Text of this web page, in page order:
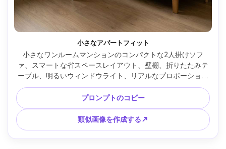
小さなアパートフィット
小さなワンルームマンションのコンパクトな2人掛けソフ
ァ、スマートな省スペースレイアウト、壁棚、折りたたみテ
ーブル、明るいウィンドウライト、リアルなプロポーション
とスケール、28mmレンズでSony A7R Vで撮影、f/5.6、フォ
トリアルなインテリア写真、すっきりとしたモダンなスタイ
リング、ナチュラルな散らかりのない外観 --ar 4:5
プロンプトのコピー
類似画像を作成する↗